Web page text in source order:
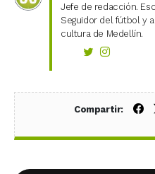
Jefe de redacción.
Seguidor del fútbol y
cultura de Medellín.
Compartir: